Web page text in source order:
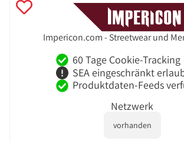
Impericon.com - Streetwear und
60 Tage Cookie-Tracking
SEA eingeschränkt
Produktdaten-Feeds
Netzwerk
vorhanden